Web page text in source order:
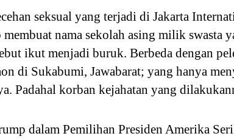
seksual yang terjadi di Jakarta
nama sekolah asing milik swasta
ikut menjadi buruk. Berbeda dengan
di Sukabumi, Jawabarat; yang hanya
Padahal korban kejahatan yang
dalam Pemilihan Presiden Amerika